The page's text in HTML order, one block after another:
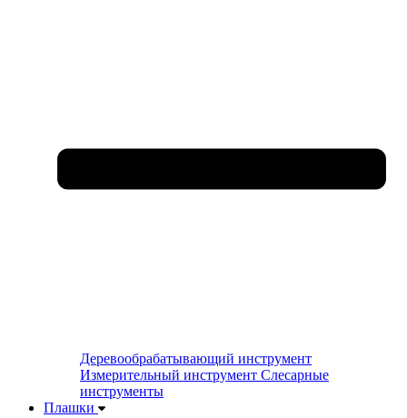
Деревообрабатывающий инструмент
Измерительный инструмент Слесарные
инструменты
Плашки